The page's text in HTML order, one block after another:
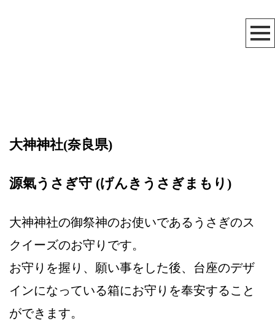
大神神社(奈良県)
源氣うさぎ守 (げんきうさぎまもり)
大神神社の御祭神のお使いであるうさぎのス
クイーズのお守りです。
お守りを握り、願い事をした後、台座のデザ
インになっている箱にお守りを奉安すること
ができます。